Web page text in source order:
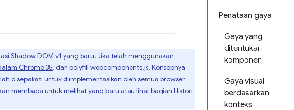
Penataan gaya
Gaya yang
ditentukan
komponen
Gaya visual
berdasarkan
konteks
Shadow DOM v1 yang baru. Jika telah menggunakan
Chrome 35, dan polyfill webcomponents.js. Konsepnya
disepakati untuk diimplementasikan oleh semua browser
membaca untuk melihat yang baru atau lihat bagian Histori